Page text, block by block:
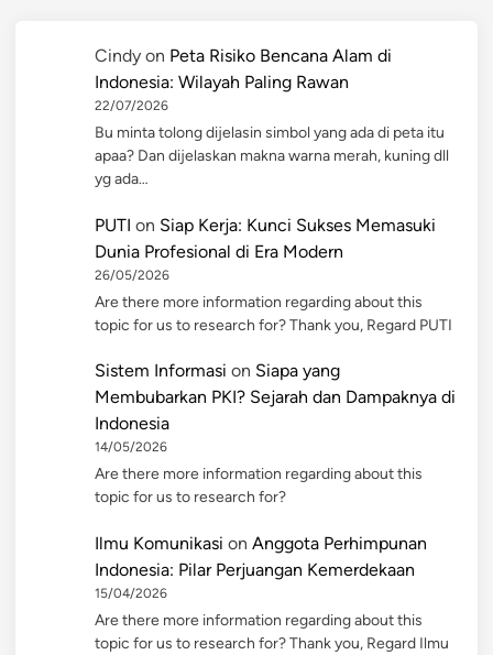
Cindy on Peta Risiko Bencana Alam di
Indonesia: Wilayah Paling Rawan
22/07/2026
Bu minta tolong dijelasin simbol yang ada di peta itu
apaa? Dan dijelaskan makna warna merah, kuning dll
yg ada…
PUTI on Siap Kerja: Kunci Sukses Memasuki
Dunia Profesional di Era Modern
26/05/2026
Are there more information regarding about this
topic for us to research for? Thank you, Regard PUTI
Sistem Informasi on Siapa yang
Membubarkan PKI? Sejarah dan Dampaknya di
Indonesia
14/05/2026
Are there more information regarding about this
topic for us to research for?
Ilmu Komunikasi on Anggota Perhimpunan
Indonesia: Pilar Perjuangan Kemerdekaan
15/04/2026
Are there more information regarding about this
topic for us to research for? Thank you, Regard Ilmu